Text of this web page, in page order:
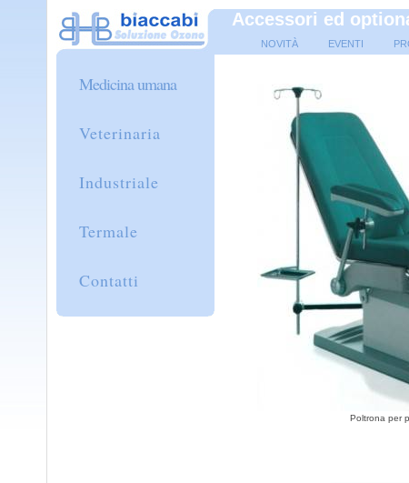
Accessori ed
NOVITÀ EVENTI
Medicina umana
Veterinaria
Industriale
Termale
Contatti
Poltrona per